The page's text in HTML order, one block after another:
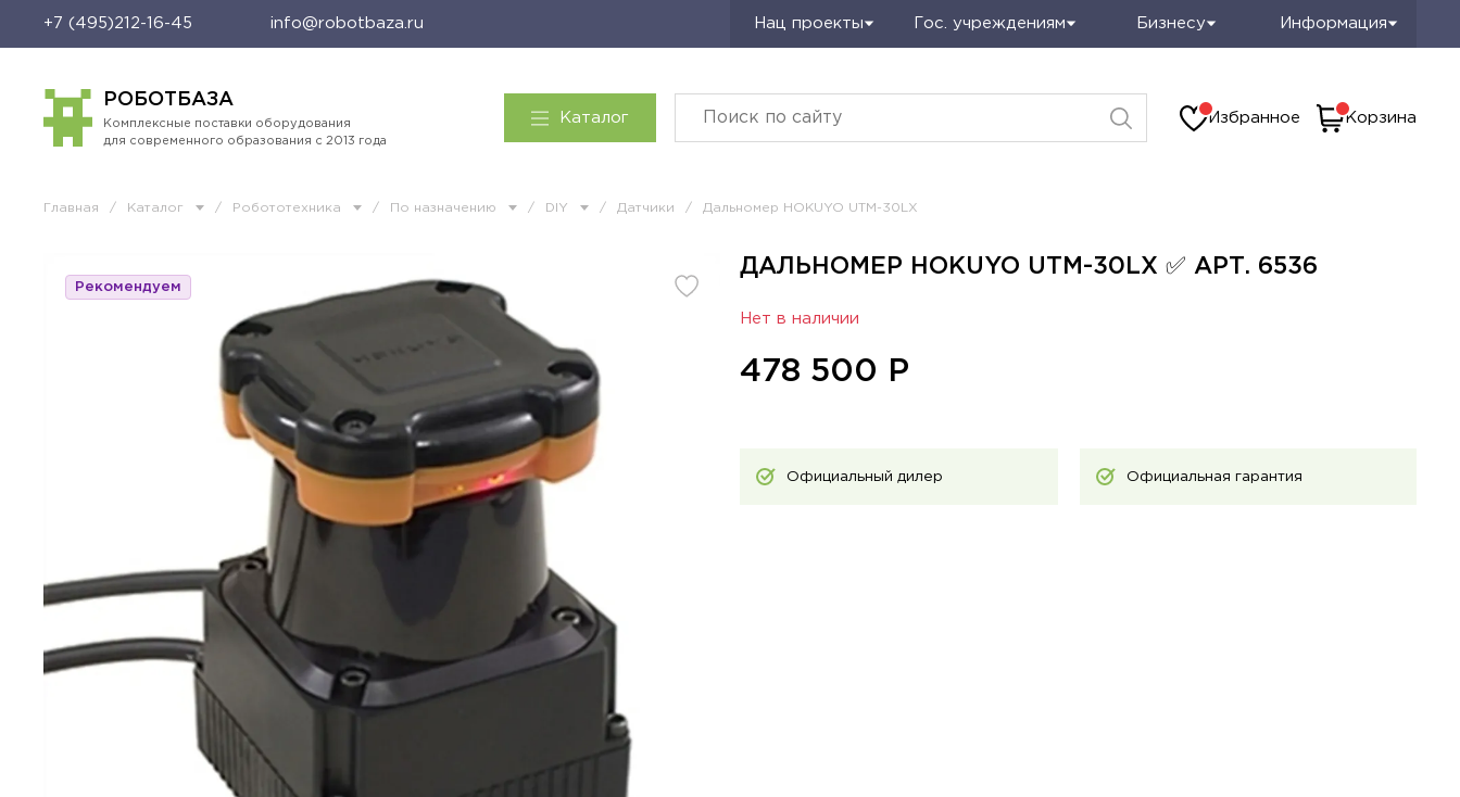
+7 (495)212-16-45 info@robotbaza.ru Нац проекты Гос. учреждениям Бизнесу Информация
РОБОТБАЗА
Комплексные поставки оборудования
для современного образования с 2013 года
Каталог Избранное Корзина
Главная / Каталог / Робототехника / По назначению / DIY / Датчики / Дальномер HOKUYO UTM-30LX
Рекомендуем
ДАЛЬНОМЕР HOKUYO UTM-30LX ✅ АРТ. 6536
Нет в наличии
478 500 Р
Официальный дилер Официальная гарантия